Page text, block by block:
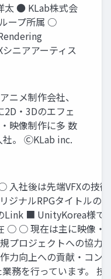
太 ● KLab株式会
ープ所属 ○
ニアアーティス
メ制作会社、
2D・3Dのエフェ
映像制作に多 数
社。 ⒸKLab inc.
入社後は先端VFXの技
ジナルRPGタイトルの
Link ■ UnityKorea様で
○ ○ 現在は主に映像・
プロジェクトへの協力
力向上への貢献・コン
務を行っています。